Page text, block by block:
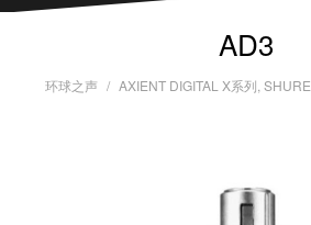
AD3
环球之声 AXIENT DIGITAL X系列 SHURE